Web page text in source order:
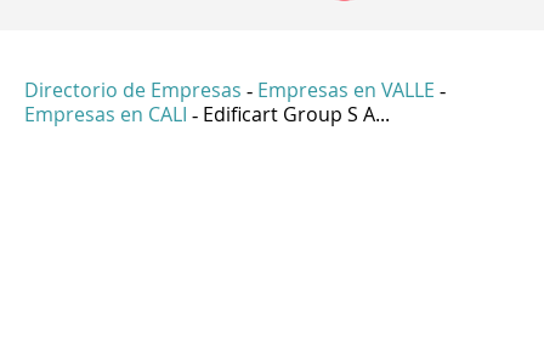
Directorio de Empresas - Empresas en VALLE -
Empresas en CALI - Edificart Group S A...